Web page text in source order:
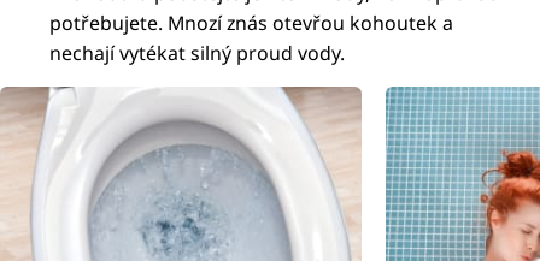
potřebujete. Mnozí znás otevřou kohoutek a
nechají vytékat silný proud vody.